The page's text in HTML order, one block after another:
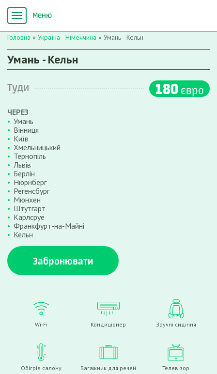
Головна » Україна - Німеччина » Умань - Кельн
Умань - Кельн
Туди 180 євро
ЧЕРЕЗ
Умань
Вінниця
Київ
Хмельницький
Тернопіль
Львів
Берлін
Нюрнберг
Регенсбург
Мюнхен
Штутгарт
Карлсруе
Франкфурт-на-Майні
Кельн
Забронювати
Wi-Fi Кондиціонер Зручні сидіння
Обігрів салону Багажник для речей Телевізор